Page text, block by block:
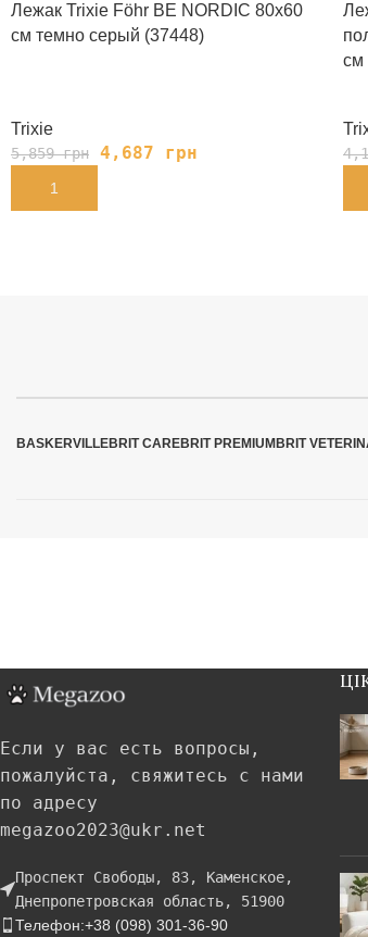
Лежак Trixie Föhr BE NORDIC 80х60
cм темно серый (37448)
Trixie
5,859грн 4,687 грн
В КОРЗИНУ
см
BASKERVILLEBRIT CAREBRIT PREMIUM BRIT
Если у вас есть вопросы,
пожалуйста, свяжитесь с нами
по адресу
megazoo2023@ukr.net
Проспект Свободы, 83, Каменское,
Днепропетровская область, 51900
Телефон:+38 (098) 301-36-90